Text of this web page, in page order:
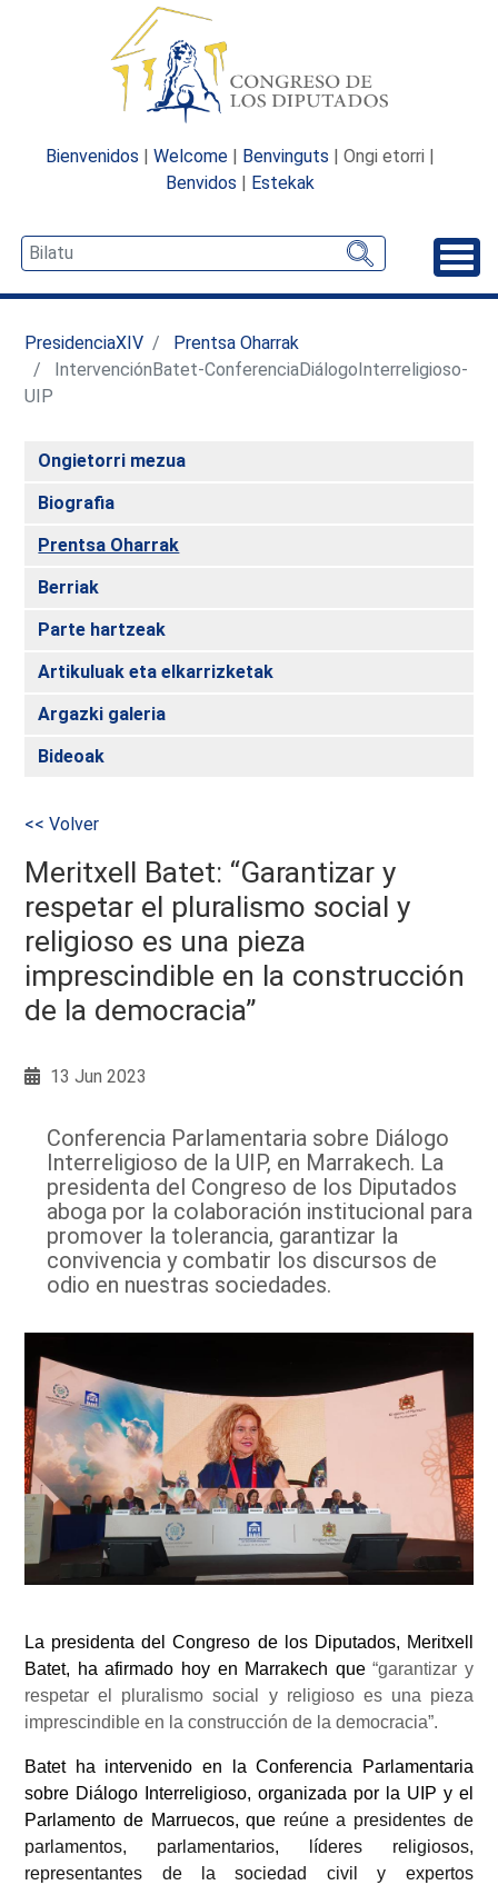
Bienvenidos | Welcome | Benvinguts | Ongi etorri |
Benvidos | Estekak
PresidenciaXIV
Prentsa Oharrak
IntervenciónBatet-ConferenciaDiálogoInterreligioso-
UIP
Ongietorri mezua
Biografia
Prentsa Oharrak
Berriak
Parte hartzeak
Artikuluak eta elkarrizketak
Argazki galeria
Bideoak
<< Volver
Meritxell Batet: “Garantizar y
respetar el pluralismo social y
religioso es una pieza
imprescindible en la construcción
de la democracia”
13 Jun 2023
Conferencia Parlamentaria sobre Diálogo
Interreligioso de la UIP, en Marrakech. La
presidenta del Congreso de los Diputados
aboga por la colaboración institucional para
promover la tolerancia, garantizar la
convivencia y combatir los discursos de
odio en nuestras sociedades.
La presidenta del Congreso de los Diputados, Meritxell
Batet, ha afirmado hoy en Marrakech que“garantizar y
respetar el pluralismo social y religioso es una pieza
imprescindible en la construcción de la democracia”.
Batet ha intervenido en la Conferencia Parlamentaria
sobre Diálogo Interreligioso, organizada por la UIP y el
Parlamento de Marruecos, que reúne a presidentes de
parlamentos, parlamentarios, líderes religiosos,
representantes de la sociedad civil y expertos